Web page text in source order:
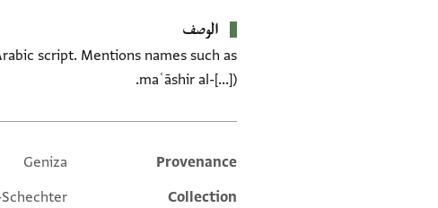
الوصف
maʿāshir al-[...]).
Additional metadata
Provenance
Geniza
Collection